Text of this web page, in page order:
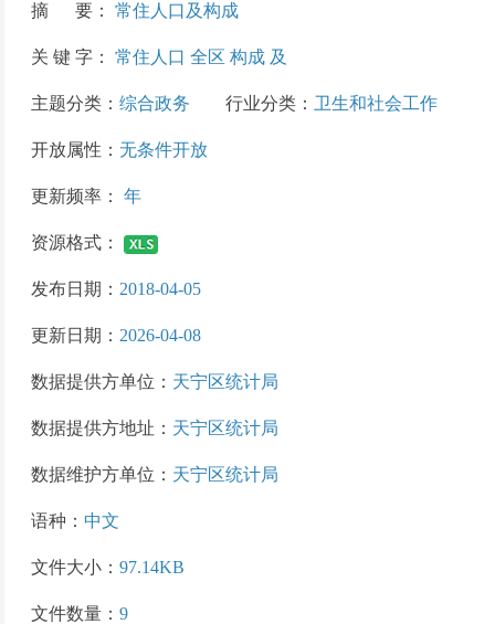
摘 要： 常住人口及构成
关 键 字： 常住人口 全区 构成 及
主题分类： 综合政务 行业分类： 卫生和社会工作
开放属性： 无条件开放
更新频率： 年
资源格式：
发布日期： 2018-04-05
更新日期： 2026-04-08
数据提供方单位： 天宁区统计局
数据提供方地址： 天宁区统计局
数据维护方单位： 天宁区统计局
语种： 中文
文件大小： 97.14KB
文件数量： 9